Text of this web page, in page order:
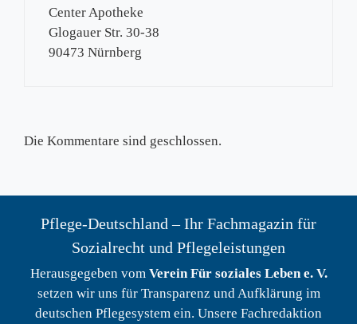
Center Apotheke
Glogauer Str. 30-38
90473 Nürnberg
Die Kommentare sind geschlossen.
Pflege-Deutschland – Ihr Fachmagazin für
Sozialrecht und Pflegeleistungen
Herausgegeben vom Verein Für soziales Leben e. V.
setzen wir uns für Transparenz und Aufklärung im
deutschen Pflegesystem ein. Unsere Fachredaktion